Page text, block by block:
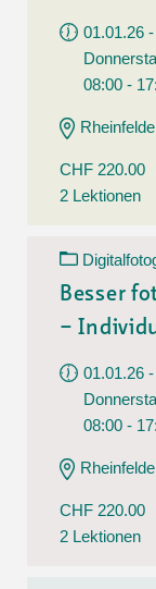
01.01.26
08:00 -
CHF 220.00
2 Lektionen
Besser
–
01.01.26
08:00 -
CHF 220.00
2 Lektionen